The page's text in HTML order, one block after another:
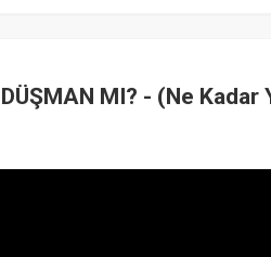
DÜŞMAN MI? - (Ne